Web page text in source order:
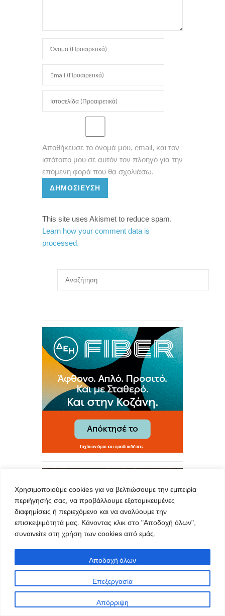
Χρησιμοποιούμε cookies για να βελτιώσουμε την εμπειρία
περιήγησής σας, να προβάλλουμε εξατομικευμένες
διαφημίσεις ή περιεχόμενο και να αναλύουμε την
επισκεψιμότητά μας. Κάνοντας κλικ στο "Αποδοχή όλων",
συναινείτε στη χρήση των cookies από εμάς.
Επεξεργασία
Απόρριψη
Αποδοχή όλων
Αποθήκευσε το όνομά μου, email, και τον
ιστότοπο μου σε αυτόν τον πλοηγό για την
επόμενη φορά που θα σχολιάσω.
ΔΗΜΟΣΊΕΥΣΗ
This site uses Akismet to reduce spam.
Learn how your comment data is
processed.